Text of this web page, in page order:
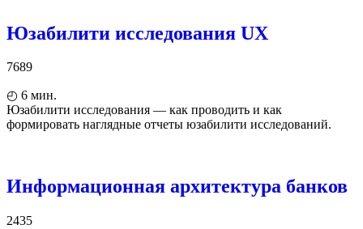
Юзабилити исследования UX
7689
◴ 6 мин.
Юзабилити исследования — как проводить и как
формировать наглядные отчеты юзабилити исследований.
Информационная архитектура банков
2435